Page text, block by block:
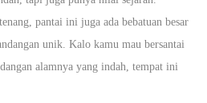
pantai ini juga ada bebatuan besar
unik. Kalo kamu mau bersantai
alamnya yang indah, tempat ini